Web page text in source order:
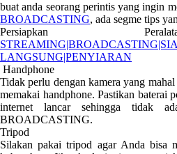
buat anda seorang perintis yang ingin
BROADCASTING, ada segme tips
Persiapkan
LANGSUNG|PENYIARAN
Handphone
Tidak perlu dengan kamera yang
memakai handphone. Pastikan baterai
internet lancar sehingga tidak
BROADCASTING.
Tripod
Silakan pakai tripod agar Anda bisa